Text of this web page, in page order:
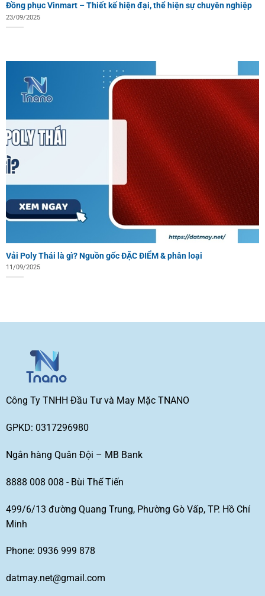
Đồng phục Vinmart – Thiết kế hiện đại, thể hiện sự chuyên nghiệp
23/09/2025
Vải Poly Thái là gì? Nguồn gốc ĐẶC ĐIỂM & phân loại
11/09/2025
Công Ty TNHH Đầu Tư và May Mặc TNANO
GPKD: 0317296980
Ngân hàng Quân Đội – MB Bank
8888 008 008 - Bùi Thế Tiến
499/6/13 đường Quang Trung, Phường Gò Vấp, TP. Hồ Chí
Minh
Phone: 0936 999 878
datmay.net@gmail.com